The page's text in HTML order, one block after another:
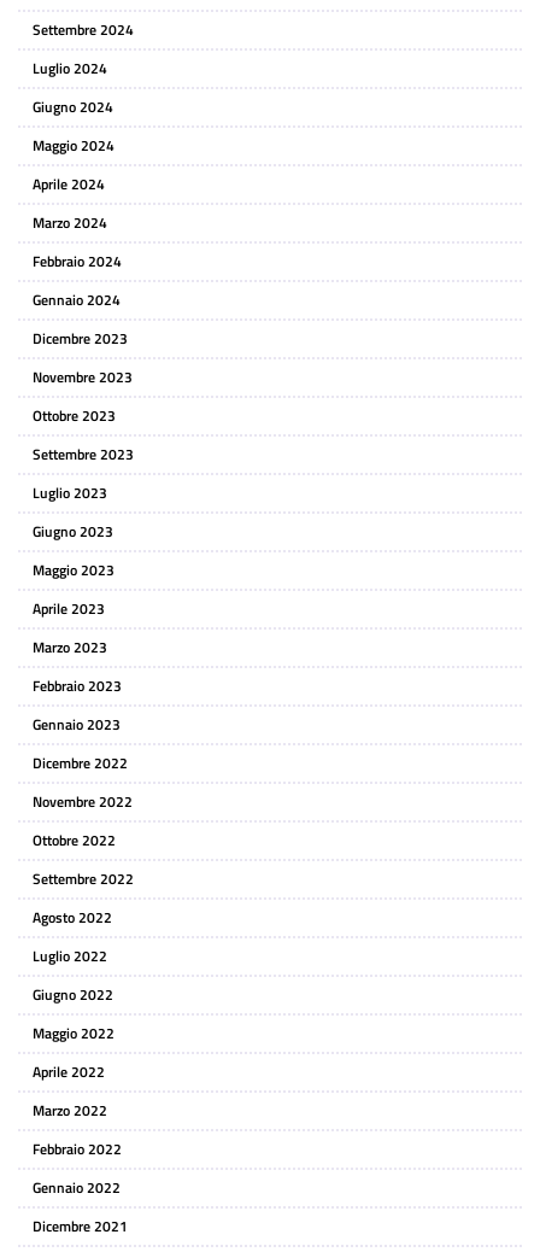
Settembre 2024
Luglio 2024
Giugno 2024
Maggio 2024
Aprile 2024
Marzo 2024
Febbraio 2024
Gennaio 2024
Dicembre 2023
Novembre 2023
Ottobre 2023
Settembre 2023
Luglio 2023
Giugno 2023
Maggio 2023
Aprile 2023
Marzo 2023
Febbraio 2023
Gennaio 2023
Dicembre 2022
Novembre 2022
Ottobre 2022
Settembre 2022
Agosto 2022
Luglio 2022
Giugno 2022
Maggio 2022
Aprile 2022
Marzo 2022
Febbraio 2022
Gennaio 2022
Dicembre 2021